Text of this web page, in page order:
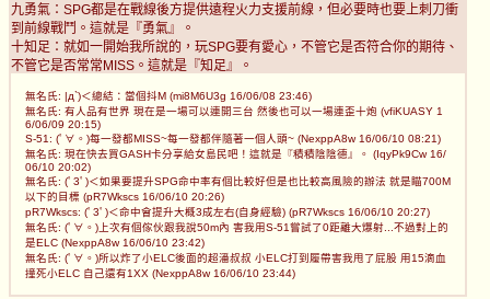
九勇氣：SPG都是在戰線後方提供遠程火力支援前線，但必要時也要上刺刀衝
到前線戰鬥。這就是『勇氣』。
十知足：就如一開始我所說的，玩SPG要有愛心，不管它是否符合你的期待、
不管它是否常常MISS。這就是『知足』。
無名氏: |д`)＜總結：當個抖M (mi8M6U3g 16/06/08 23:46)
無名氏: 有人品有世界 現在是一場可以連開三台 然後也可以一場連歪十炮 (vfiKUASY 1
6/06/09 20:15)
S-51: (ﾟ∀。)每一發都MISS~每一發都伴隨著一個人頭~ (NexppA8w 16/06/10 08:21)
無名氏: 現在快去買GASH卡分享給女島民吧！這就是『積積陰陰德』。 (IqyPk9Cw 16/
06/10 20:02)
無名氏: (ﾟ3ﾟ)＜如果要提升SPG命中率有個比較好但是也比較高風險的辦法 就是瞄700M
以下的目標 (pR7Wkscs 16/06/10 20:26)
pR7Wkscs: (ﾟ3ﾟ)＜命中會提升大概3成左右(自身經驗) (pR7Wkscs 16/06/10 20:27)
無名氏: (ﾟ∀。)上次有個傢伙跟我說50m內 害我用S-51嘗試了0距離大爆射...不過對上的
是ELC (NexppA8w 16/06/10 23:42)
無名氏: (ﾟ∀。)所以炸了小ELC後面的超潘叔叔 小ELC打到履帶害我甩了屁股 用15滴血
撞死小ELC 自己還有1XX (NexppA8w 16/06/10 23:44)